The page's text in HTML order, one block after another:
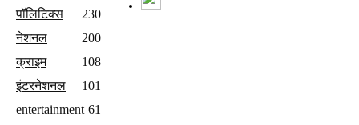
पॉलिटिक्स
230
नेशनल
200
क्राइम
108
इंटरनेशनल
101
entertainment 61